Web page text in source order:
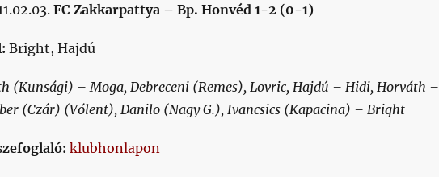
FC Zakkarpattya – Bp. Honvéd 1-2 (0-1)
Bright, Hajdú
(Kunsági) – Moga, Debreceni (Remes), Lovric, Hajdú – Hidi, Horváth –
(Czár) (Vólent), Danilo (Nagy G.), Ivancsics (Kapacina) – Bright
klubhonlapon